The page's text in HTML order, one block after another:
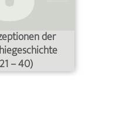
der
– 40)